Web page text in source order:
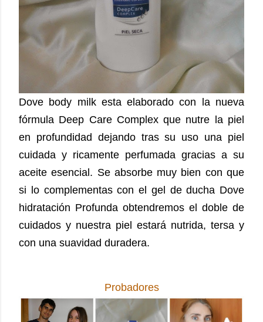
Dove body milk esta elaborado con la nueva
fórmula Deep Care Complex que nutre la piel
en profundidad dejando tras su uso una piel
cuidada y ricamente perfumada gracias a su
aceite esencial. Se absorbe muy bien con que
si lo complementas con el gel de ducha Dove
hidratación Profunda obtendremos el doble de
cuidados y nuestra piel estará nutrida, tersa y
con una suavidad duradera.
Probadores